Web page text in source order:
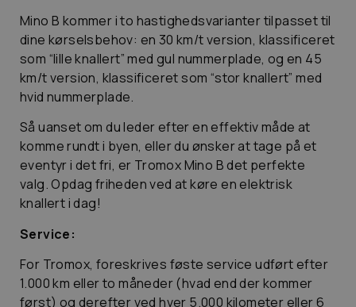
Mino B kommer i to hastighedsvarianter tilpasset til
dine kørselsbehov: en 30 km/t version, klassificeret
som “lille knallert” med gul nummerplade, og en 45
km/t version, klassificeret som “stor knallert” med
hvid nummerplade.
Så uanset om du leder efter en effektiv måde at
komme rundt i byen, eller du ønsker at tage på et
eventyr i det fri, er Tromox Mino B det perfekte
valg. Opdag friheden ved at køre en elektrisk
knallert i dag!
Service:
For Tromox, foreskrives føste service udført efter
1.000 km eller to måneder (hvad end der kommer
først) og derefter ved hver 5.000 kilometer eller 6